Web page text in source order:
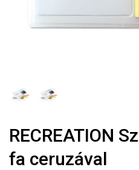
RECREATION
fa ceruzával